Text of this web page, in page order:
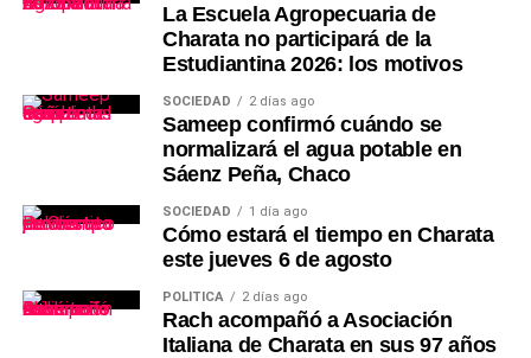
La Escuela Agropecuaria de
Charata no participará de la
Estudiantina 2026: los motivos
SOCIEDAD 2 días ago
Sameep confirmó cuándo se
normalizará el agua potable en
Sáenz Peña, Chaco
SOCIEDAD 1 día ago
Cómo estará el tiempo en Charata
este jueves 6 de agosto
POLÍTICA 2 días ago
Rach acompañó a Asociación
Italiana de Charata en sus 97 años